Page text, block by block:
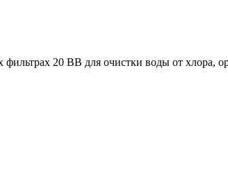
20 ВВ для очистки воды от хлора,